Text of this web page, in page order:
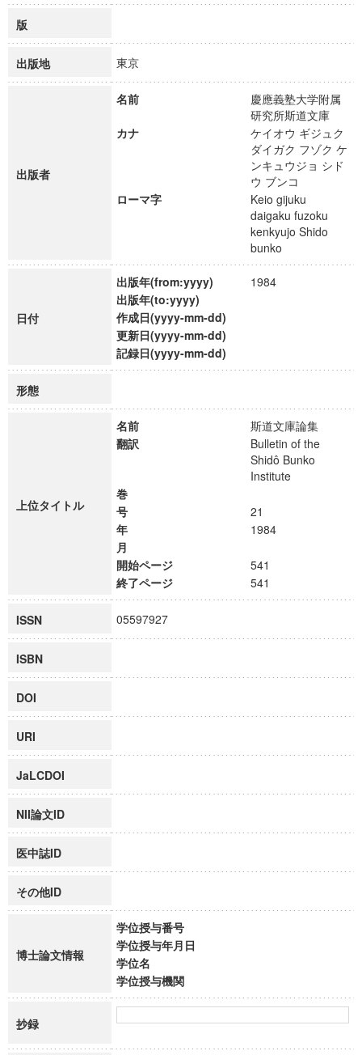
版
出版地 東京
出版者
名前
慶應義塾大学附属
研究所斯道文庫
カナ
ケイオウ ギジュク
ダイガク フゾク ケ
ンキュウジョ シド
ウ ブンコ
ローマ字
Keio gijuku
daigaku fuzoku
kenkyujo Shido
bunko
日付
出版年(from:yyyy)
1984
出版年(to:yyyy)
作成日(yyyy-mm-dd)
更新日(yyyy-mm-dd)
記録日(yyyy-mm-dd)
形態
上位タイトル
名前
斯道文庫論集
翻訳
Bulletin of the
Shidô Bunko
Institute
巻
号
21
年
1984
月
開始ページ
541
終了ページ
541
ISSN 05597927
ISBN
DOI
URI
JaLCDOI
NII論文ID
医中誌ID
その他ID
博士論文情報
学位授与番号
学位授与年月日
学位名
学位授与機関
抄録